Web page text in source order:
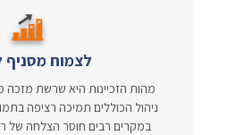
לצמוח
מהות הזכיינות היא שרשת מזכה
ניהול הכוללים תמיכה רציפה
במקרים רבים חוסר הצלחה של